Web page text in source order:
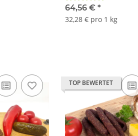
64,56 € *
32,28 € pro 1 kg
TOP BEWERTET